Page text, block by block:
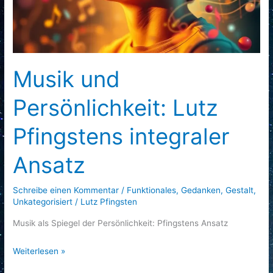
Musik und
Persönlichkeit: Lutz
Pfingstens integraler
Ansatz
Schreibe einen Kommentar / Funktionales,Gedanken,Gestalt,
Unkategorisiert / Lutz Pfingsten
Musik als Spiegel der Persönlichkeit: Pfingstens Ansatz
Weiterlesen »